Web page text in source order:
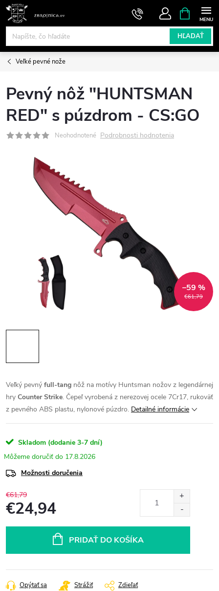
Prejsť
obsah
HĽADAŤ
KOŠÍK
Veľké pevné nože
Pevný nôž "HUNTSMAN
RED" s púzdrom - CS:GO
Neohodnotené Podrobnosti hodnotenia
€61,79
–59 %
Veľký pevný full-tang nôž na motívy Huntsman nožov z legendárnej
hry Counter Strike. Čepeľ vyrobená z nerezovej ocele 7Cr17, rukoväť
z pevného ABS plastu, nylonové púzdro. Detailné informácie
Skladom (dodanie 3-7 dní)
17.8.2026
Možnosti doručenia
€61,79
€24,94
PRIDAŤ DO KOŠÍKA
Opýtať sa Strážiť Zdieľať